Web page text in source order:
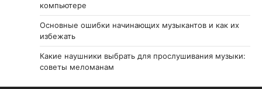
компьютере
Основные ошибки начинающих музыкантов и как их
избежать
Какие наушники выбрать для прослушивания музыки:
советы меломанам